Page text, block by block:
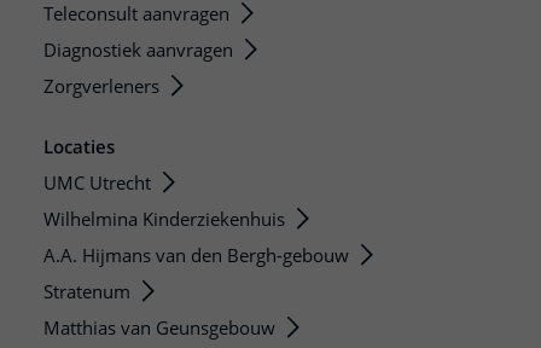
Teleconsult aanvragen
Diagnostiek aanvragen
Zorgverleners
Locaties
UMC Utrecht
Wilhelmina Kinderziekenhuis
A.A. Hijmans van den Bergh-gebouw
Stratenum
Matthias van Geunsgebouw